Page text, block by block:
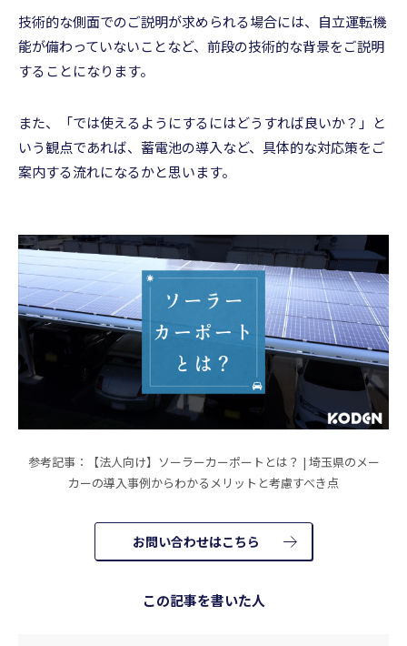
技術的な側面でのご説明が求められる場合には、自立運転機
能が備わっていないことなど、前段の技術的な背景をご説明
することになります。
また、「では使えるようにするにはどうすれば良いか？」と
いう観点であれば、蓄電池の導入など、具体的な対応策をご
案内する流れになるかと思います。
参考記事：【法人向け】ソーラーカーポートとは？ | 埼玉県のメー
カーの導入事例からわかるメリットと考慮すべき点
お問い合わせはこちら
この記事を書いた人